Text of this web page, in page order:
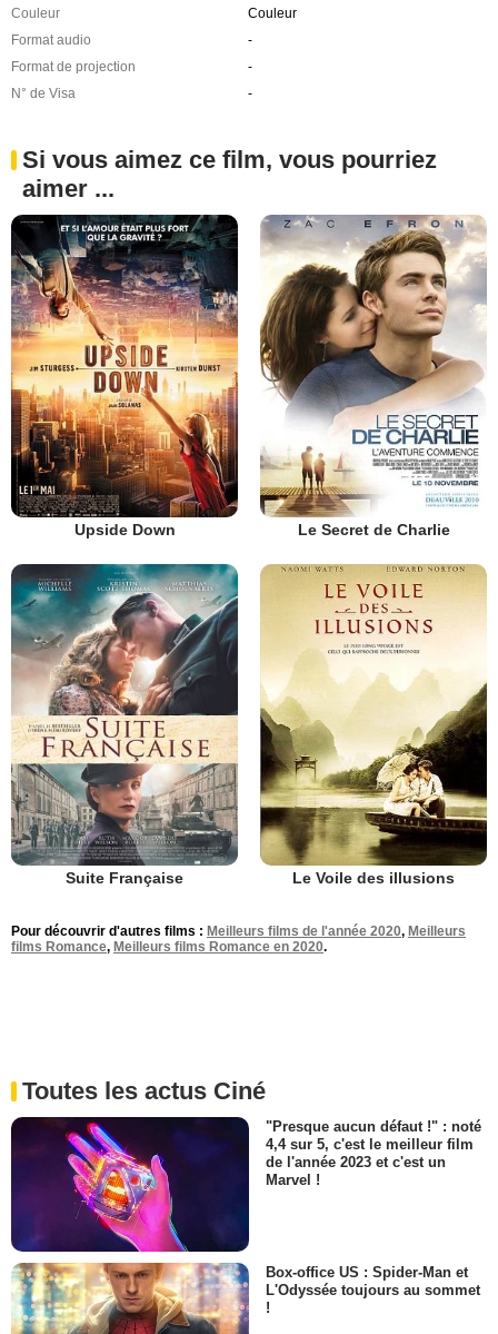
Couleur
Couleur
Format audio
-
Format de projection
-
N° de Visa
-
Si vous aimez ce film, vous pourriez
aimer ...
Upside Down Le Secret de Charlie
Suite Française Le Voile des illusions
Pour découvrir d'autres films : Meilleurs films de l'année 2020, Meilleurs
films Romance, Meilleurs films Romance en 2020.
Toutes les actus Ciné
"Presque aucun défaut !" : noté
4,4 sur 5, c'est le meilleur film
de l'année 2023 et c'est un
Marvel !
Box-office US : Spider-Man et
L'Odyssée toujours au sommet
!